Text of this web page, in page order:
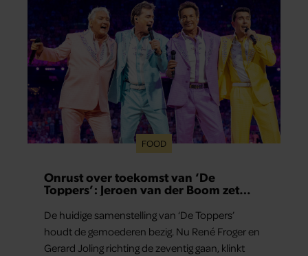
FOOD
Onrust over toekomst van ‘De
Toppers’: Jeroen van der Boom zet
De huidige samenstelling van ‘De Toppers’
houdt de gemoederen bezig. Nu René Froger en
Gerard Joling richting de zeventig gaan, klinkt